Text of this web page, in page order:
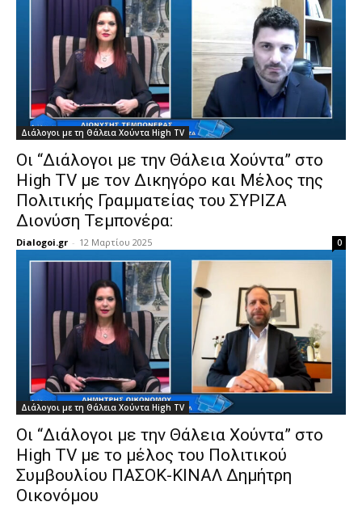
Διάλογοι με τη Θάλεια Χούντα High TV
Οι “Διάλογοι με την Θάλεια Χούντα” στο
High TV με τον Δικηγόρο και Μέλος της
Πολιτικής Γραμματείας του ΣΥΡΙΖΑ
Διονύση Τεμπονέρα:
Dialogoi.gr - 12 Μαρτίου 2025 0
Διάλογοι με τη Θάλεια Χούντα High TV
Οι “Διάλογοι με την Θάλεια Χούντα” στο
High TV με το μέλος του Πολιτικού
Συμβουλίου ΠΑΣΟΚ-ΚΙΝΑΛ Δημήτρη
Οικονόμου